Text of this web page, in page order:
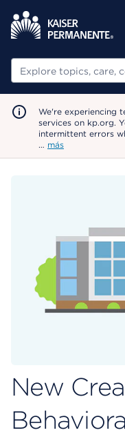
Buscar
We're experiencing
services on kp.org.
intermittent errors
… más
New